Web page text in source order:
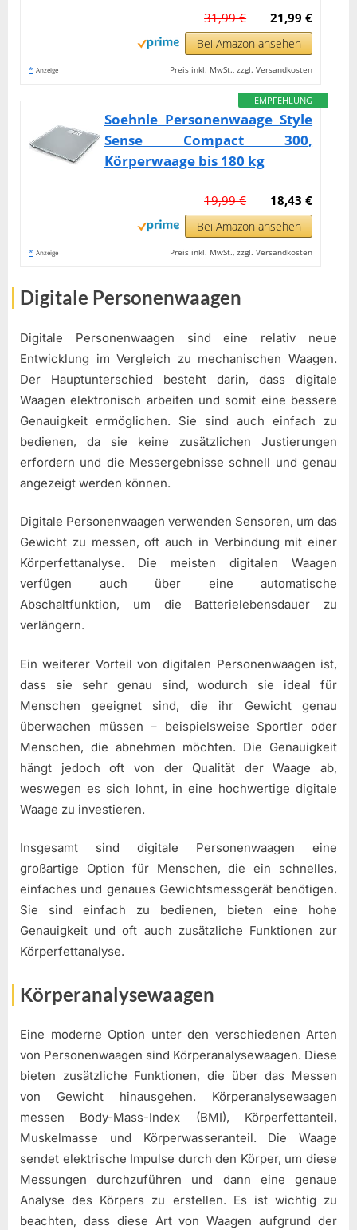
21,99 €
31,99 €
Bei Amazon ansehen
* Anzeige Preis inkl. MwSt., zzgl. Versandkosten
EMPFEHLUNG
Soehnle Personenwaage Style
Sense Compact 300,
Körperwaage bis 180 kg
18,43 €
19,99 €
Bei Amazon ansehen
* Anzeige Preis inkl. MwSt., zzgl. Versandkosten
Digitale Personenwaagen
Digitale Personenwaagen sind eine relativ neue
Entwicklung im Vergleich zu mechanischen Waagen.
Der Hauptunterschied besteht darin, dass digitale
Waagen elektronisch arbeiten und somit eine bessere
Genauigkeit ermöglichen. Sie sind auch einfach zu
bedienen, da sie keine zusätzlichen Justierungen
erfordern und die Messergebnisse schnell und genau
angezeigt werden können.
Digitale Personenwaagen verwenden Sensoren, um das
Gewicht zu messen, oft auch in Verbindung mit einer
Körperfettanalyse. Die meisten digitalen Waagen
verfügen auch über eine automatische
Abschaltfunktion, um die Batterielebensdauer zu
verlängern.
Ein weiterer Vorteil von digitalen Personenwaagen ist,
dass sie sehr genau sind, wodurch sie ideal für
Menschen geeignet sind, die ihr Gewicht genau
überwachen müssen – beispielsweise Sportler oder
Menschen, die abnehmen möchten. Die Genauigkeit
hängt jedoch oft von der Qualität der Waage ab,
weswegen es sich lohnt, in eine hochwertige digitale
Waage zu investieren.
Insgesamt sind digitale Personenwaagen eine
großartige Option für Menschen, die ein schnelles,
einfaches und genaues Gewichtsmessgerät benötigen.
Sie sind einfach zu bedienen, bieten eine hohe
Genauigkeit und oft auch zusätzliche Funktionen zur
Körperfettanalyse.
Körperanalysewaagen
Eine moderne Option unter den verschiedenen Arten
von Personenwaagen sind Körperanalysewaagen. Diese
bieten zusätzliche Funktionen, die über das Messen
von Gewicht hinausgehen. Körperanalysewaagen
messen Body-Mass-Index (BMI), Körperfettanteil,
Muskelmasse und Körperwasseranteil. Die Waage
sendet elektrische Impulse durch den Körper, um diese
Messungen durchzuführen und dann eine genaue
Analyse des Körpers zu erstellen. Es ist wichtig zu
beachten, dass diese Art von Waagen aufgrund der